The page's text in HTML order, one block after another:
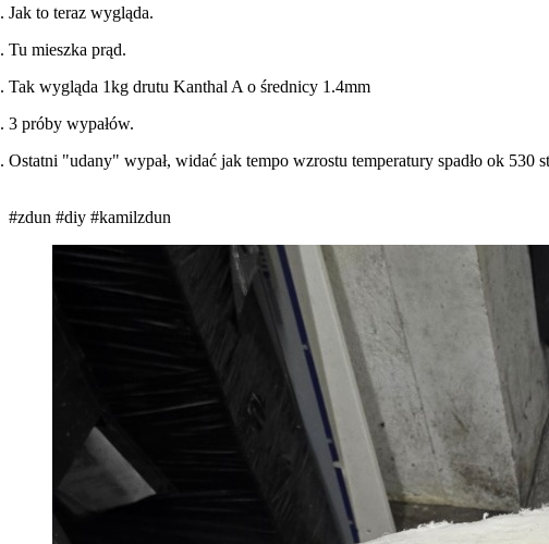
Jak to teraz wygląda.
Tu mieszka prąd.
Tak wygląda 1kg drutu Kanthal A o średnicy 1.4mm
3 próby wypałów.
Ostatni "udany" wypał, widać jak tempo wzrostu temperatury spadło ok 530
#zdun #diy #kamilzdun